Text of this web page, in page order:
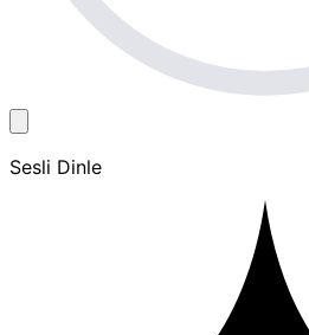
Sesli Dinle